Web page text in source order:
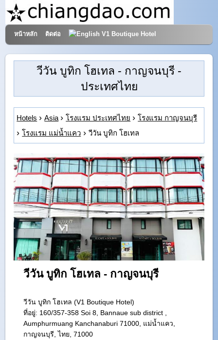
โรงแรมและการท่องเที่ยว
หน้าหลัก ติดต่อ V1 Boutique Hotel
วีวัน บูทิก โฮเทล - กาญจนบุรี -
ประเทศไทย
Hotels Asia โรงแรม ประเทศไทย
โรงแรม กาญจนบุรี
โรงแรม แม่น้ำแคว
วีวัน บูทิก โฮเทล
วีวัน บูทิก โฮเทล - กาญจนบุรี
วีวัน บูทิก โฮเทล (V1 Boutique Hotel)
ที่อยู่: 160/357-358 Soi 8, Bannaue sub district ,
Aumphurmuang Kanchanaburi 71000, แม่น้ำแคว,
กาญจนบุรี, ไทย, 71000